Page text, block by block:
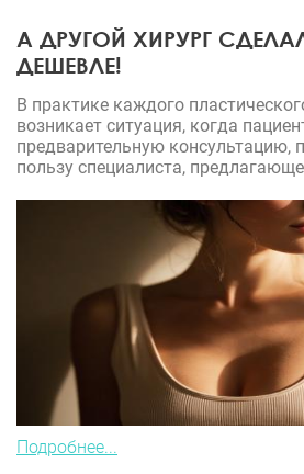
А ДРУГОЙ ХИРУРГ
ДЕШЕВЛЕ!
В практике каждого
возникает ситуация, когда
предварительную консультацию,
пользу специалиста,
Подробнее...